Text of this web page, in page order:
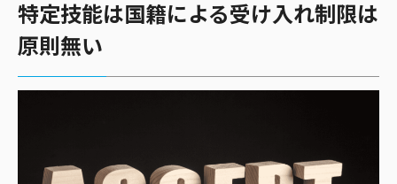
特定技能は国籍による受け入れ制限は
原則無い